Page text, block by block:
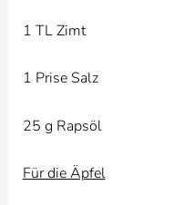
1 TL Zimt
1 Prise Salz
25 g Rapsöl
Für die Äpfel